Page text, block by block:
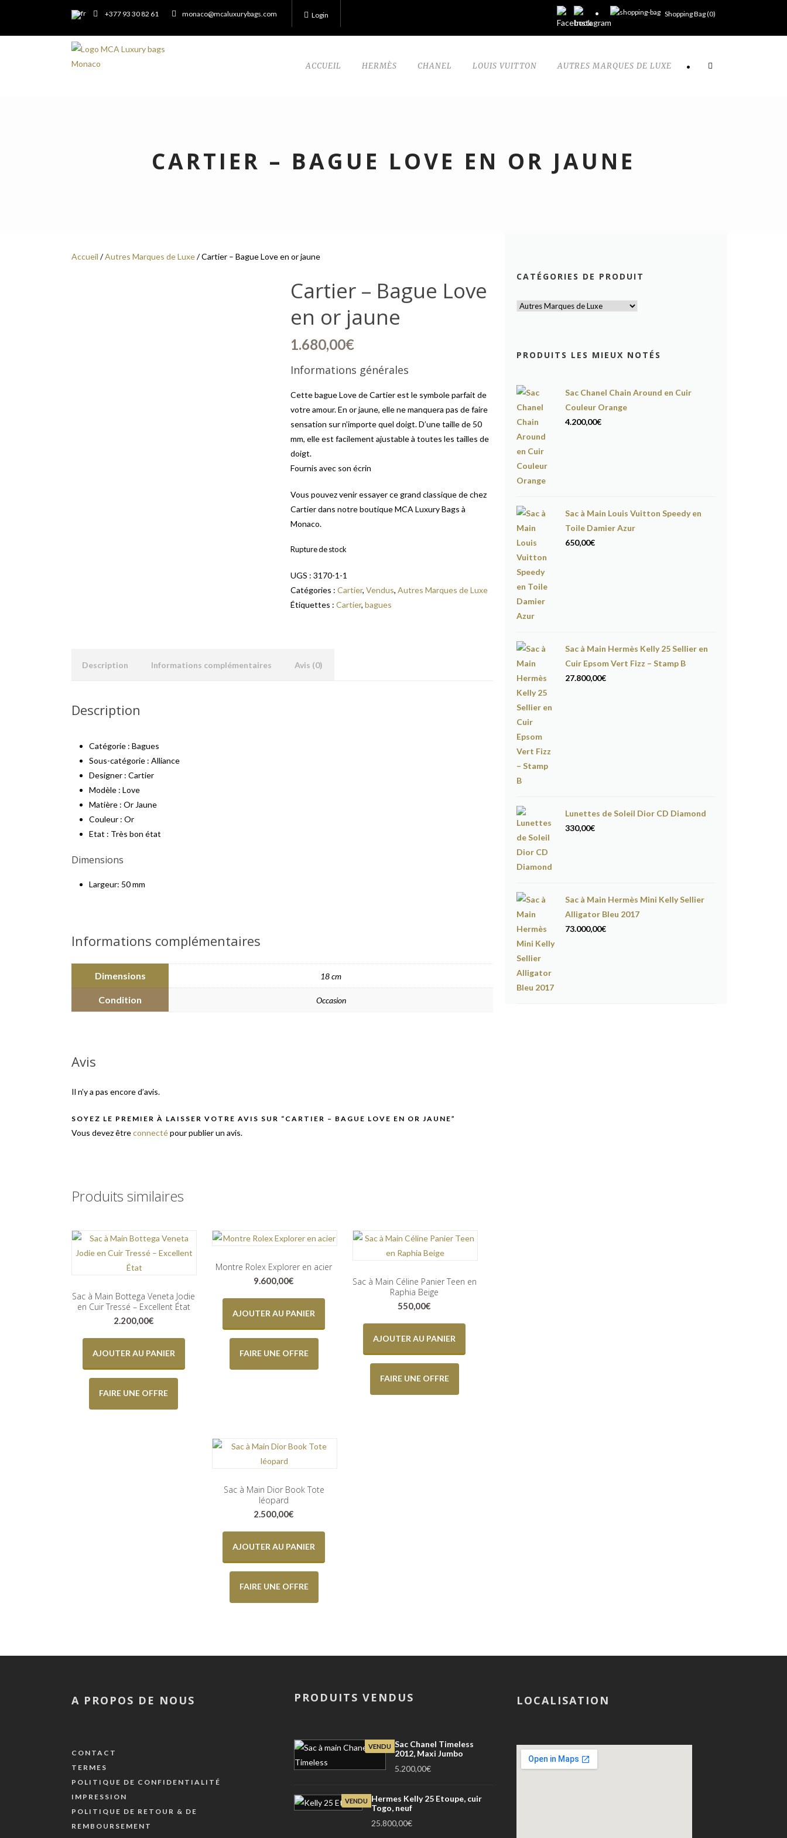
+377 93 30 82 61 monaco@mcaluxurybags.com Login Shopping Bag (0)
ACCUEIL HERMÈS CHANEL LOUIS VUITTON AUTRES MARQUES DE LUXE •
CARTIER – BAGUE LOVE EN OR JAUNE
Accueil /Autres Marques de Luxe/ Cartier – Bague Love en or jaune
Cartier – Bague Love
en or jaune
1.680,00€
Informations générales
Cette bague Love de Cartier est le symbole parfait de
votre amour. En or jaune, elle ne manquera pas de faire
sensation sur n’importe quel doigt. D’une taille de 50
mm, elle est facilement ajustable à toutes les tailles de
doigt.
Fournis avec son écrin
Vous pouvez venir essayer ce grand classique de chez
Cartier dans notre boutique MCA Luxury Bags à
Monaco.
Rupture de stock
UGS :3170-1-1
Catégories :Cartier,Vendus,Autres Marques de Luxe
Étiquettes :Cartier,bagues
Description Informations complémentaires Avis (0)
Description
Catégorie : Bagues
Sous-catégorie : Alliance
Designer : Cartier
Modèle : Love
Matière : Or Jaune
Couleur : Or
Etat : Très bon état
Dimensions
Largeur: 50 mm
Informations complémentaires
Dimensions 18 cm
Condition Occasion
Avis
Il n’y a pas encore d’avis.
SOYEZ LE PREMIER À LAISSER VOTRE AVIS SUR “CARTIER – BAGUE LOVE EN OR JAUNE”
Vous devez êtreconnectépour publier un avis.
Produits similaires
Sac à Main Bottega Veneta Jodie
en Cuir Tressé – Excellent État
2.200,00€
AJOUTER AU PANIER
FAIRE UNE OFFRE
Montre Rolex Explorer en acier
9.600,00€
AJOUTER AU PANIER
FAIRE UNE OFFRE
Sac à Main Céline Panier Teen en
Raphia Beige
550,00€
AJOUTER AU PANIER
FAIRE UNE OFFRE
Sac à Main Dior Book Tote
léopard
2.500,00€
AJOUTER AU PANIER
FAIRE UNE OFFRE
CATÉGORIES DE PRODUIT
PRODUITS LES MIEUX NOTÉS
Sac Chanel Chain Around en Cuir
Couleur Orange
4.200,00€
Sac à Main Louis Vuitton Speedy en
Toile Damier Azur
650,00€
Sac à Main Hermès Kelly 25 Sellier en
Cuir Epsom Vert Fizz – Stamp B
27.800,00€
Lunettes de Soleil Dior CD Diamond
330,00€
Sac à Main Hermès Mini Kelly Sellier
Alligator Bleu 2017
73.000,00€
A PROPOS DE NOUS
CONTACT
TERMES
POLITIQUE DE CONFIDENTIALITÉ
IMPRESSION
POLITIQUE DE RETOUR & DE
REMBOURSEMENT
PRODUITS VENDUS
VENDU Sac Chanel Timeless
2012, Maxi Jumbo
5.200,00€
VENDU
Hermes Kelly 25 Etoupe, cuir
Togo, neuf
25.800,00€
LOCALISATION